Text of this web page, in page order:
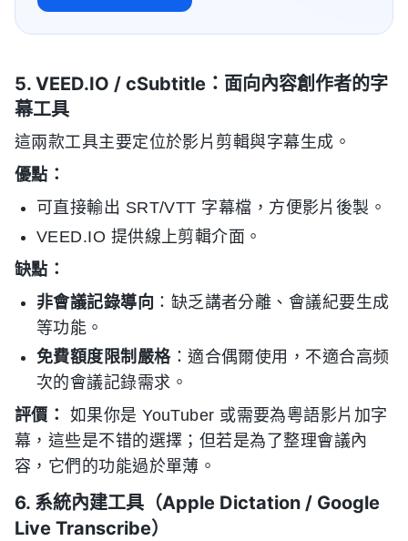
5. VEED.IO / cSubtitle：面向內容創作者的字
幕工具
這兩款工具主要定位於影片剪輯與字幕生成。
優點：
可直接輸出 SRT/VTT 字幕檔，方便影片後製。
VEED.IO 提供線上剪輯介面。
缺點：
非會議記錄導向 ：缺乏講者分離、會議紀要生成
等功能。
免費額度限制嚴格：適合偶爾使用，不適合高频
次的會議記錄需求。
評價：
如果你是 YouTuber 或需要為粵語影片加字
幕，這些是不错的選擇；但若是為了整理會議內
容，它們的功能過於單薄。
6. 系統內建工具（Apple Dictation / Google
Live Transcribe）